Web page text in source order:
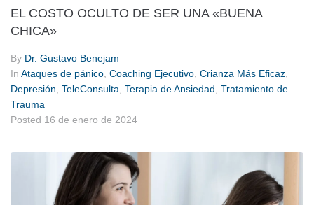
EL COSTO OCULTO DE SER UNA «BUENA
CHICA»
By Dr. Gustavo Benejam
In Ataques de pánico Coaching Ejecutivo Crianza Más Eficaz
Depresión TeleConsulta Terapia de Ansiedad Tratamiento de
Trauma
Posted 16 de enero de 2024